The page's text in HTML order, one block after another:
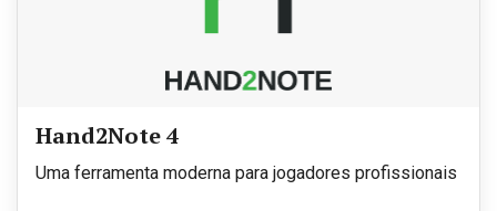
Hand2Note 4
Uma ferramenta moderna para jogadores profissionais